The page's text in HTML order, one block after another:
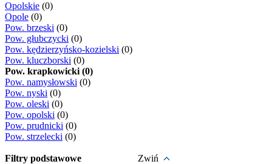
Opolskie (0)
Opole (0)
Pow. brzeski (0)
Pow. głubczycki (0)
Pow. kędzierzyńsko-kozielski (0)
Pow. kluczborski (0)
Pow. krapkowicki (0)
Pow. namysłowski (0)
Pow. nyski (0)
Pow. oleski (0)
Pow. opolski (0)
Pow. prudnicki (0)
Pow. strzelecki (0)
Filtry podstawowe Zwiń